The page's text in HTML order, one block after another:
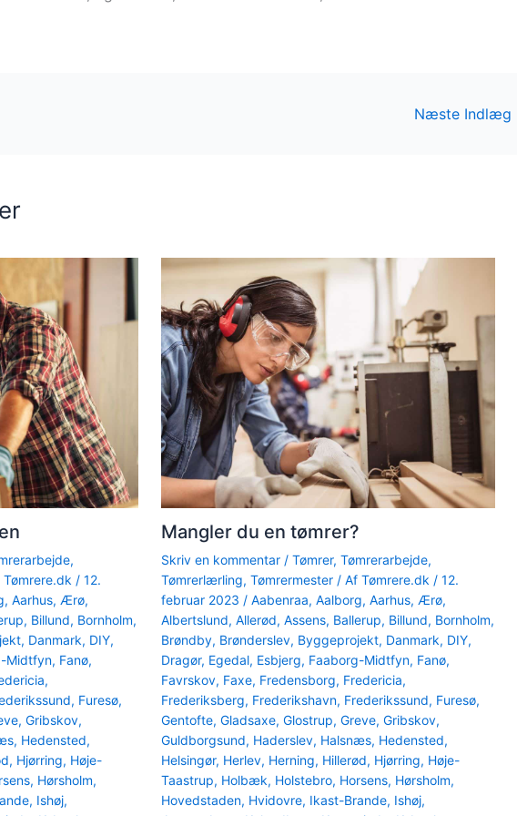
Næste Indlæg
,
Tømrere.dk / 12.
, Aarhus, Ærø,
, Billund, Bornholm,
, Danmark, DIY,
Midtfyn, Fanø,
,
, Furesø,
, Gribskov,
, Hedensted,
, Hjørring, Høje-
, Hørsholm,
, Ishøj,
Mangler du en tømrer?
Skriv en kommentar / Tømrer, Tømrerarbejde,
Tømrerlærling, Tømrermester/ Af Tømrere.dk / 12.
februar 2023 / Aabenraa, Aalborg, Aarhus, Ærø,
Albertslund, Allerød, Assens, Ballerup, Billund, Bornholm,
Brøndby, Brønderslev, Byggeprojekt, Danmark, DIY,
Dragør, Egedal, Esbjerg, Faaborg-Midtfyn, Fanø,
Favrskov, Faxe, Fredensborg, Fredericia,
Frederiksberg, Frederikshavn, Frederikssund, Furesø,
Gentofte, Gladsaxe, Glostrup, Greve, Gribskov,
Guldborgsund, Haderslev, Halsnæs, Hedensted,
Helsingør, Herlev, Herning, Hillerød, Hjørring, Høje-
Taastrup, Holbæk, Holstebro, Horsens, Hørsholm,
Hovedstaden, Hvidovre, Ikast-Brande, Ishøj,